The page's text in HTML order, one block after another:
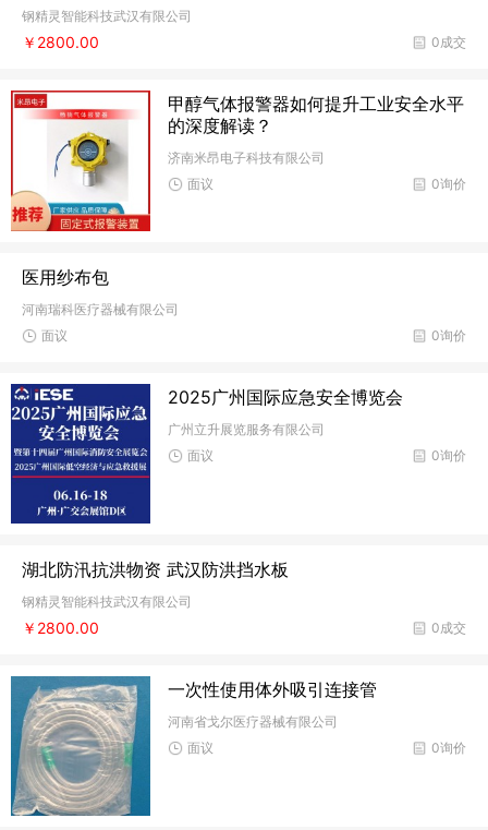
钢精灵智能科技武汉有限公司
0成交
￥2800.00
甲醇气体报警器如何提升工业安全水平
的深度解读？
济南米昂电子科技有限公司
0询价
面议
医用纱布包
河南瑞科医疗器械有限公司
0询价
面议
2025广州国际应急安全博览会
广州立升展览服务有限公司
0询价
面议
湖北防汛抗洪物资 武汉防洪挡水板
钢精灵智能科技武汉有限公司
0成交
￥2800.00
一次性使用体外吸引连接管
河南省戈尔医疗器械有限公司
0询价
面议